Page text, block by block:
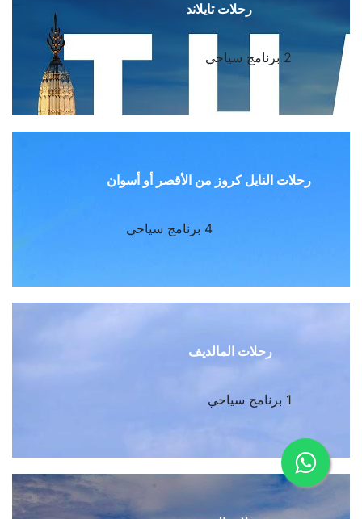
رحلات تايلاند
2 برنامج سياحي
رحلات النايل كروز من الأقصر أو أسوان
4 برنامج سياحي
رحلات المالديف
1 برنامج سياحي